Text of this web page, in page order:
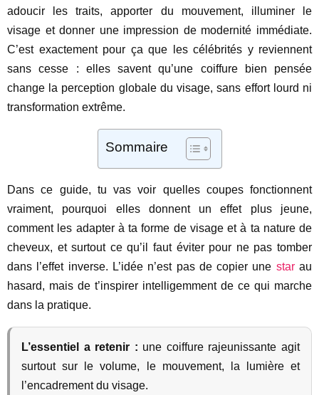
adoucir les traits, apporter du mouvement, illuminer le
visage et donner une impression de modernité immédiate.
C’est exactement pour ça que les célébrités y reviennent
sans cesse : elles savent qu’une coiffure bien pensée
change la perception globale du visage, sans effort lourd ni
transformation extrême.
Sommaire
Dans ce guide, tu vas voir quelles coupes fonctionnent
vraiment, pourquoi elles donnent un effet plus jeune,
comment les adapter à ta forme de visage et à ta nature de
cheveux, et surtout ce qu’il faut éviter pour ne pas tomber
dans l’effet inverse. L’idée n’est pas de copier une starau
hasard, mais de t’inspirer intelligemment de ce qui marche
dans la pratique.
L’essentiel a retenir : une coiffure rajeunissante agit
surtout sur le volume, le mouvement, la lumière et
l’encadrement du visage.